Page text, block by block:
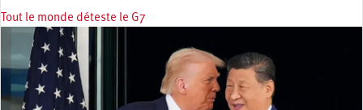
Tout le monde déteste le G7